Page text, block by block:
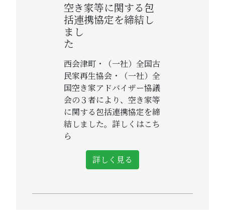
空き家等に関する包
括連携協定を締結し
まし
西会津町・（一社）全国古
民家再生協会・（一社）全
国空き家アドバイザー協議
会の３者により、空き家等
に関する包括連携協定を締
結しました。詳しくはこち
ら
詳しく見る